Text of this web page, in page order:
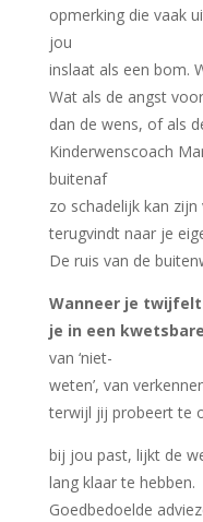
opmerking die vaak
jou
inslaat als een bom.
Wat als de angst
dan de wens, of als
Kinderwenscoach
buitenaf
zo schadelijk kan
terugvindt naar je
De ruis van de
Wanneer je
je in een
van ‘niet-
weten’, van
terwijl jij probeert te
bij jou past, lijkt de
lang klaar te hebben.
Goedbedoelde